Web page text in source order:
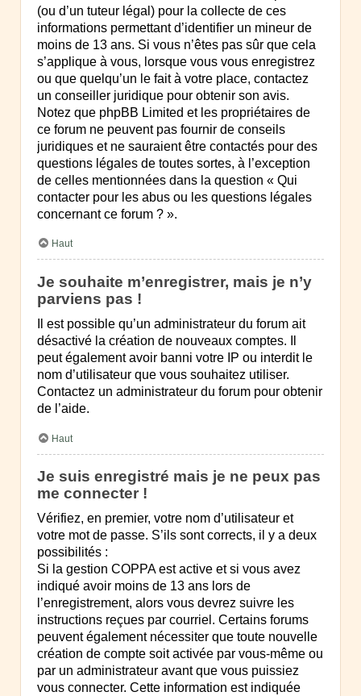
(ou d’un tuteur légal) pour la collecte de ces
informations permettant d’identifier un mineur de
moins de 13 ans. Si vous n’êtes pas sûr que cela
s’applique à vous, lorsque vous vous enregistrez
ou que quelqu’un le fait à votre place, contactez
un conseiller juridique pour obtenir son avis.
Notez que phpBB Limited et les propriétaires de
ce forum ne peuvent pas fournir de conseils
juridiques et ne sauraient être contactés pour des
questions légales de toutes sortes, à l’exception
de celles mentionnées dans la question « Qui
contacter pour les abus ou les questions légales
concernant ce forum ? ».
Haut
Je souhaite m’enregistrer, mais je n’y
parviens pas !
Il est possible qu’un administrateur du forum ait
désactivé la création de nouveaux comptes. Il
peut également avoir banni votre IP ou interdit le
nom d’utilisateur que vous souhaitez utiliser.
Contactez un administrateur du forum pour obtenir
de l’aide.
Haut
Je suis enregistré mais je ne peux pas
me connecter !
Vérifiez, en premier, votre nom d’utilisateur et
votre mot de passe. S’ils sont corrects, il y a deux
possibilités :
Si la gestion COPPA est active et si vous avez
indiqué avoir moins de 13 ans lors de
l’enregistrement, alors vous devrez suivre les
instructions reçues par courriel. Certains forums
peuvent également nécessiter que toute nouvelle
création de compte soit activée par vous-même ou
par un administrateur avant que vous puissiez
vous connecter. Cette information est indiquée